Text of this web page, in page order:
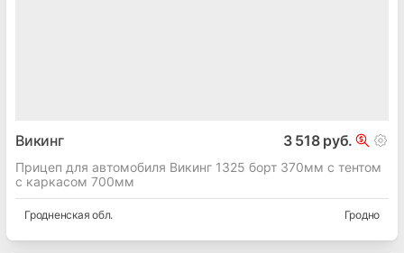
Викинг 3 518 руб.
Прицеп для автомобиля Викинг 1325 борт 370мм с тентом
с каркасом 700мм
Гродненская обл. Гродно